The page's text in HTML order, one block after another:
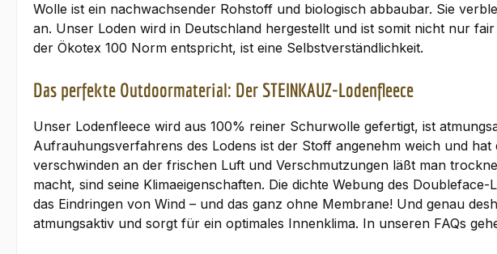
Wolle ist ein nachwachsender Rohstoff und biologisch abbaubar. Sie
an. Unser Loden wird in Deutschland hergestellt und ist somit nicht nur
der Ökotex 100 Norm entspricht, ist eine Selbstverständlichkeit.
Das perfekte Outdoormaterial: Der STEINKAUZ-Lodenfleece
Unser Lodenfleece wird aus 100% reiner Schurwolle gefertigt, ist
Aufrauhungsverfahrens des Lodens ist der Stoff angenehm weich und
verschwinden an der frischen Luft und Verschmutzungen läßt man
macht, sind seine Klimaeigenschaften. Die dichte Webung des
das Eindringen von Wind – und das ganz ohne Membrane! Und genau
atmungsaktiv und sorgt für ein optimales Innenklima. In unseren FAQs